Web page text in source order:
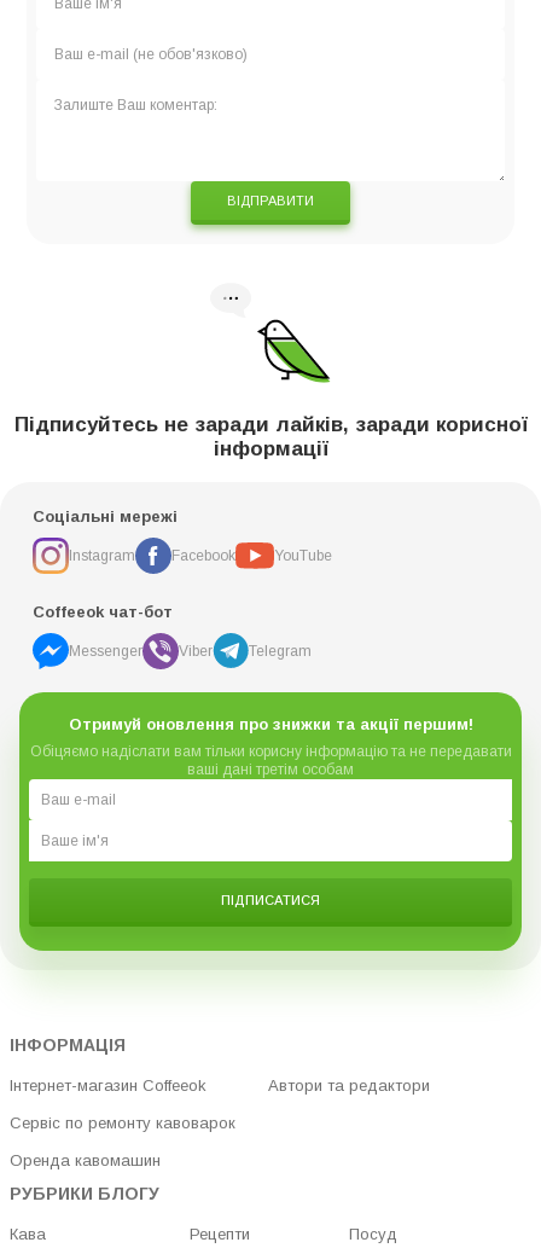
ВІДПРАВИТИ
Підписуйтесь не заради лайків, заради корисної
інформації
Соціальні мережі
Instagram Facebook YouTube
Coffeeok чат-бот
Messenger Viber Telegram
Отримуй оновлення про знижки та акції першим!
Обіцяємо надіслати вам тільки корисну інформацію та не передавати
ваші дані третім особам
ПІДПИСАТИСЯ
ІНФОРМАЦІЯ
Інтернет-магазин Coffeeok
Сервіс по ремонту кавоварок
Оренда кавомашин
Автори та редактори
РУБРИКИ БЛОГУ
Кава Рецепти Посуд